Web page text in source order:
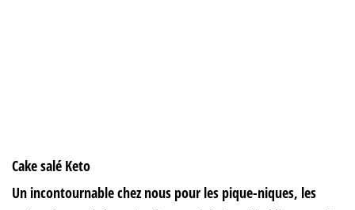
Cake salé Keto
Un incontournable chez nous pour les pique-niques, les